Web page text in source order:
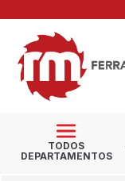
TODOS
DEPARTAMENTOS